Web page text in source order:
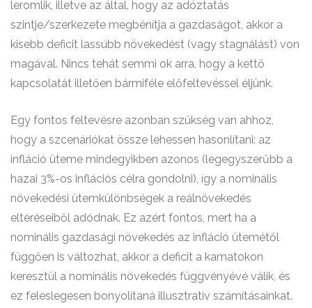
leromlik, illetve az által, hogy az adóztatás
szintje/szerkezete megbénítja a gazdaságot, akkor a
kisebb deficit lassúbb növekedést (vagy stagnálást) von
magával. Nincs tehát semmi ok arra, hogy a kettő
kapcsolatát illetően bármiféle előfeltevéssel éljünk.
Egy fontos feltevésre azonban szükség van ahhoz,
hogy a szcenáriókat össze lehessen hasonlítani: az
infláció üteme mindegyikben azonos (legegyszerűbb a
hazai 3%-os inflációs célra gondolni), így a nominális
növekedési ütemkülönbségek a reálnövekedés
eltéréseiből adódnak. Ez azért fontos, mert ha a
nominális gazdasági növekedés az infláció ütemétől
függően is változhat, akkor a deficit a kamatokon
keresztül a nominális növekedés függvényévé válik, és
ez feleslegesen bonyolítaná illusztratív számításainkat.